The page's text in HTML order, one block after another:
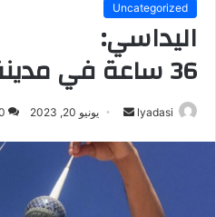
Uncategorized
اليداسي:
36 ساعة في مدينة الكويت.
lyadasi
أرسل
إلكترونيا
يونيو 20, 2023